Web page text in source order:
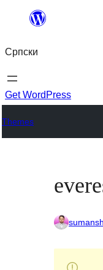
Скочи
садржај
Српски
Get WordPress
Themes